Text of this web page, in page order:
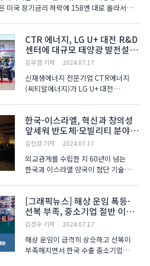
미국 장기금리 하락에 158엔 대로 올라서는
CTR 에너지, LG U+ 대전 R&D
센터에 대규모 태양광 발전설비
준공
김우겸 기자 2024.07.17
신재생에너지 전문기업 CTR에너지
(씨티알에너지)가 LG U+ 대전
U+는 지난 6월 28일 황현식 대표와
주요 경영진이 참석한 가운데 대전
R&D센터에서 준공식을 열고 태양광
발전설비를 가..
한국-이스라엘, 혁신과 창의성
앞세워 반도체·모빌리티 분야
경계 확장한다
김진성 기자 2024.07.17
외교관계를 수립한 지 60년이 넘는
한국과 이스라엘 양국이 첨단 기술
산업통상자원부(이하 산업부)가
주최하고 한국-
이스라엘산업연구개발재단이 주관한
'2024 한국-이스라엘 이..
[그래픽뉴스] 해상 운임 폭등·
선복 부족, 중소기업 절반 이상
경영 애로 겪어
김성수 기자 2024.07.17
해상 운임이 급격히 상승하고 선복이
부족해지면서 한국 수출 중소기업